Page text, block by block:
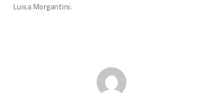
Luisa Morgantini: